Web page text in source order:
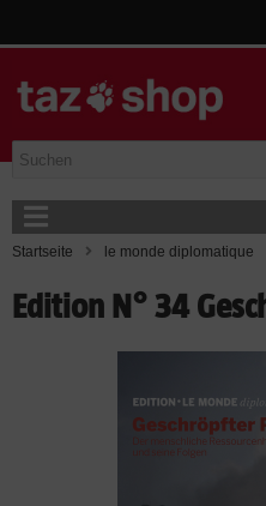
Startseite le monde diplomatique
Edition N° 34